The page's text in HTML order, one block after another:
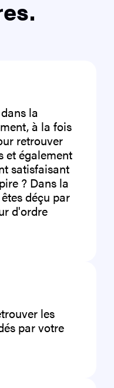
la
à la fois
retrouver
et également
satisfaisant
? Dans la
déçu par
d'ordre
les
par votre